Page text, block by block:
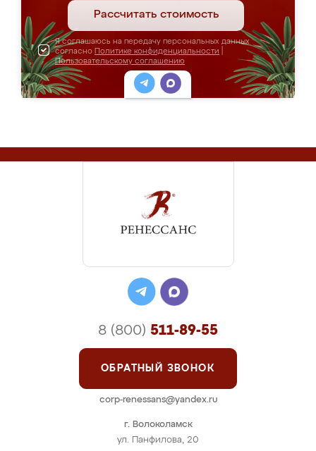
Рассчитать стоимость
Я соглашаюсь на передачу персональных данных
согласно Политике конфиденциальности
Пользовательскому соглашению
г. Волоколамск
ул. Панфилова, 20
8 (800) 511-89-55
ОБРАТНЫЙ ЗВОНОК
corp-renessans@yandex.ru